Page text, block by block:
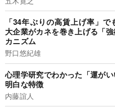
「34年ぶりの高賃上げ率」で
大企業がカネを巻き上げる「
カニズム
野口悠紀雄
心理学研究でわかった「運が
明白な特徴
内藤誼人